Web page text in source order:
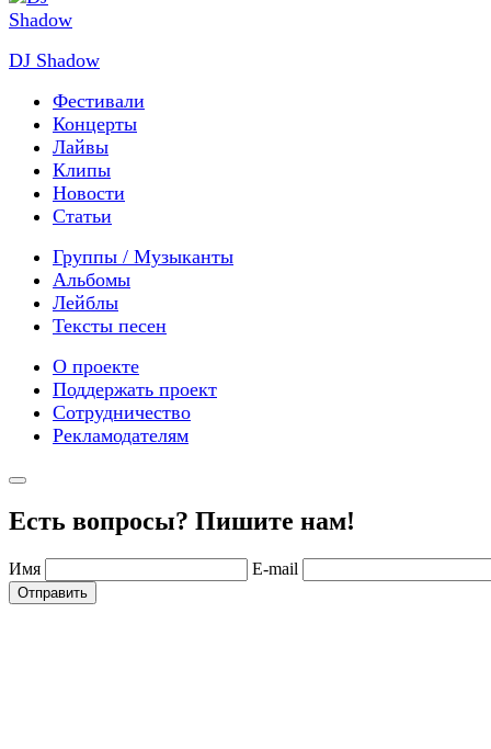
DJ Shadow
Фестивали
Концерты
Лайвы
Клипы
Новости
Статьи
Группы / Музыканты
Альбомы
Лейблы
Тексты песен
О проекте
Поддержать проект
Сотрудничество
Рекламодателям
Есть вопросы? Пишите нам!
Имя E-mail